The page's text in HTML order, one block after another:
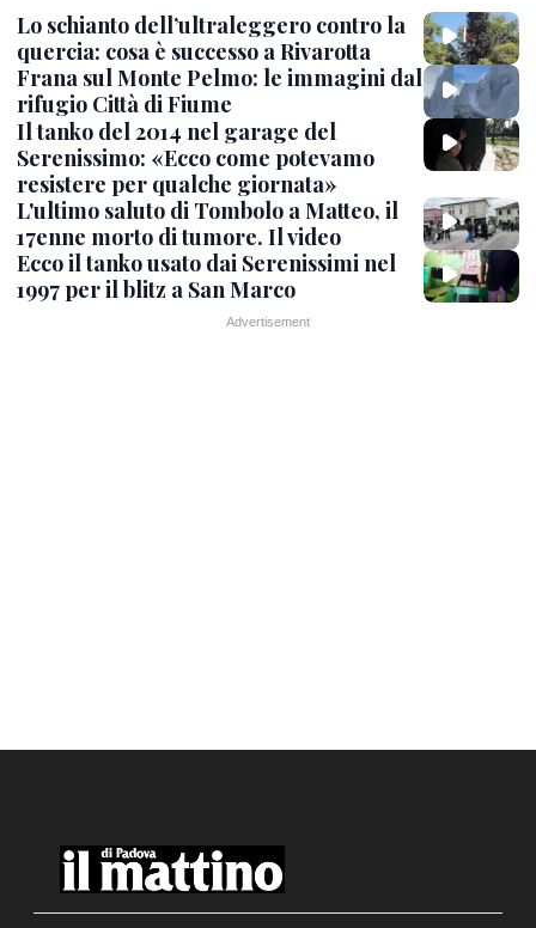
Lo schianto dell’ultraleggero contro la
quercia: cosa è successo a Rivarotta
Frana sul Monte Pelmo: le immagini dal
rifugio Città di Fiume
Il tanko del 2014 nel garage del
Serenissimo: «Ecco come potevamo
resistere per qualche giornata»
L'ultimo saluto di Tombolo a Matteo, il
17enne morto di tumore. Il video
Ecco il tanko usato dai Serenissimi nel
1997 per il blitz a San Marco